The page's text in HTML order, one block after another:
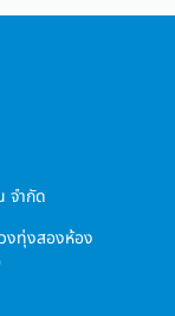
จำกัด
งทุ่งสองห้อง